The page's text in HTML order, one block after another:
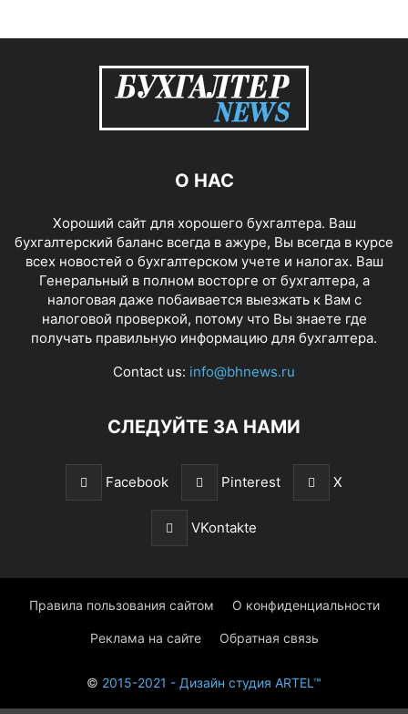
О НАС
Хороший сайт для хорошего бухгалтера. Ваш
бухгалтерский баланс всегда в ажуре, Вы всегда в курсе
всех новостей о бухгалтерском учете и налогах. Ваш
Генеральный в полном восторге от бухгалтера, а
налоговая даже побаивается выезжать к Вам с
налоговой проверкой, потому что Вы знаете где
получать правильную информацию для бухгалтера.
Contact us: info@bhnews.ru
СЛЕДУЙТЕ ЗА НАМИ
Facebook Pinterest X
VKontakte
Правила пользования сайтом О конфиденциальности
Реклама на сайте Обратная связь
© 2015-2021 - Дизайн студия ARTEL™